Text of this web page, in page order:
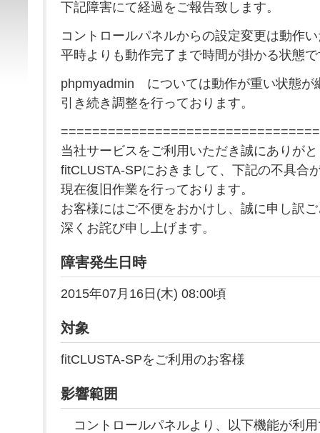
下記障害にて経過をご報告致します。
コントロールパネルからの設定変更は動作
平時よりも動作完了まで時間が掛かる状態
phpmyadmin については動作が重い状態が
引き続き調整を行っております。
当社サービスをご利用いただき誠にありが
fitCLUSTA-SPにおきまして、下記の不具合
現在復旧作業を行っております。
お客様にはご不便をおかけし、誠に申し訳
深くお詫び申し上げます。
障害発生日時
2015年07月16日(木) 08:00頃
対象
fitCLUSTA-SPをご利用のお客様
影響範囲
コントロールパネルより、以下機能が利